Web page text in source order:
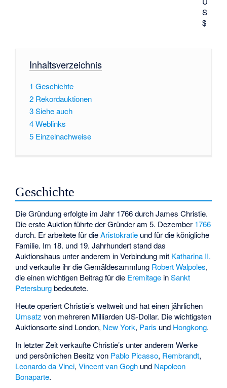
S
$
Inhaltsverzeichnis
1 Geschichte
2 Rekordauktionen
3Siehe auch
4Weblinks
5 Einzelnachweise
Geschichte
Die Gründung erfolgte im Jahr 1766 durchJames Christie.
Die erste Auktion führte der Gründer am 5. Dezember 1766
durch. Er arbeitete für dieAristokratie und für die königliche
Familie. Im 18. und 19. Jahrhundert stand das
Auktionshaus unter anderem in Verbindung mit Katharina II.
und verkaufte ihr die Gemäldesammlung Robert Walpoles,
die einen wichtigen Beitrag für die Eremitage inSankt
Petersburgbedeutete.
Heute operiert Christie’s weltweit und hat einen jährlichen
Umsatz von mehreren Milliarden US-Dollar. Die wichtigsten
Auktionsorte sind London, New York, Paris und Hongkong.
In letzter Zeit verkaufte Christie’s unter anderem Werke
und persönlichen Besitz von Pablo Picasso, Rembrandt,
Leonardo da Vinci,Vincent van Gogh und Napoleon
Bonaparte.